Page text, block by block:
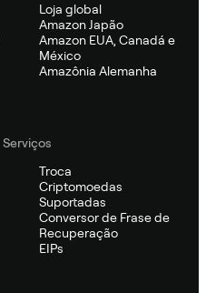
Loja global
Amazon Japão
Amazon EUA, Canadá e
México
Amazônia Alemanha
Serviços
Troca
Criptomoedas
Suportadas
Conversor de Frase de
Recuperação
EIPs